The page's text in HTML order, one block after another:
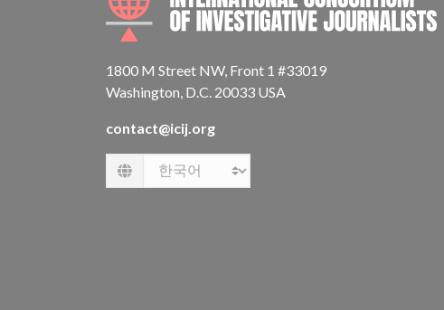
1800 M Street NW, Front 1 #33019
Washington, D.C. 20033 USA
contact@icij.org
Language